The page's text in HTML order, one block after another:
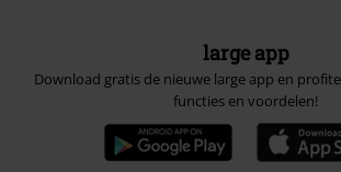
large app
Download gratis de nieuwe large app en
functies en voordelen!